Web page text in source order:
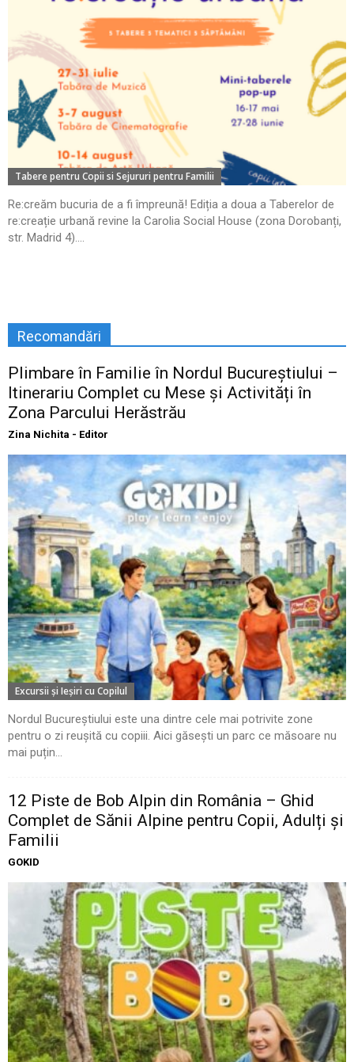
Tabere pentru Copii si Sejururi pentru Familii
Re:creăm bucuria de a fi împreună! Ediția a doua a Taberelor de
re:creație urbană revine la Carolia Social House (zona Dorobanți,
str. Madrid 4)....
Recomandări
Plimbare în Familie în Nordul Bucureștiului –
Itinerariu Complet cu Mese și Activități în
Zona Parcului Herăstrău
Zina Nichita - Editor
Excursii şi Ieşiri cu Copilul
Nordul Bucureștiului este una dintre cele mai potrivite zone
pentru o zi reușită cu copiii. Aici găsești un parc ce măsoare nu
mai puțin...
12 Piste de Bob Alpin din România – Ghid
Complet de Sănii Alpine pentru Copii, Adulți și
Familii
GOKID